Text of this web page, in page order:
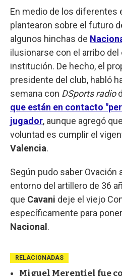
En medio de los diferentes
plantearon sobre el futuro
algunos hinchas de
ilusionarse con el arribo del
institución. De hecho, el
presidente del club, habló
semana con DSports radio
que están en contacto
jugador, aunque agregó
voluntad es cumplir el
Valencia.
Según pudo saber Ovación
entorno del artillero de 36
que Cavani deje el viejo
específicamente para
Nacional.
RELACIONADAS
Miguel Merentiel fue